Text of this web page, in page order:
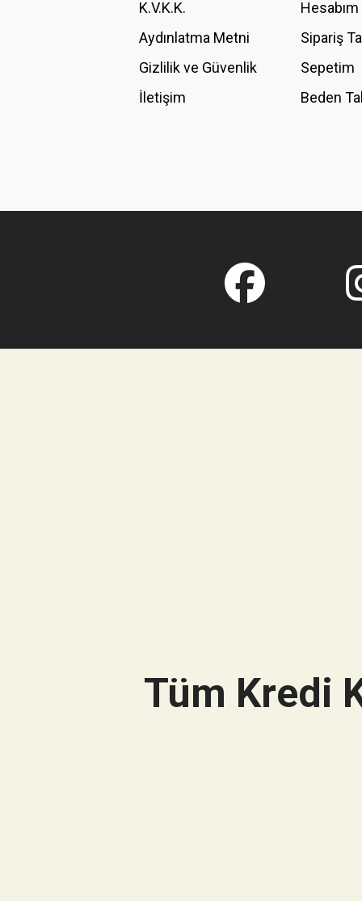
Bu ürüne benzer farklı alternatifler olmalı.
K.V.K.K.
Aydınlatma Metni
Gizlilik ve Güvenlik
İletişim
Hesabım
Sipariş
Sepetim
Beden
Tüm Kredi